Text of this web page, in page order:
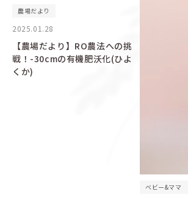
農場だより
2025.01.28
【農場だより】RO農法への挑
戦！-30cmの有機肥沃化(ひよ
くか)
ベビー&ママ